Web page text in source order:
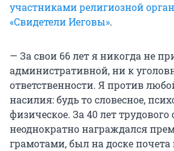
участниками религиозной
«Свидетели Иеговы».
— За свои 66 лет я никогда не
административной, ни к
ответственности. Я против
насилия: будь то словесное,
физическое. За 40 лет трудового
неоднократно награждался
грамотами, был на доске почета